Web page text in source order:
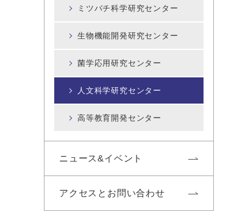
ミツバチ科学研究センター
生物機能開発研究センター
菌学応用研究センター
人文科学研究センター
高等教育開発センター
ニュース&イベント
アクセスとお問い合わせ